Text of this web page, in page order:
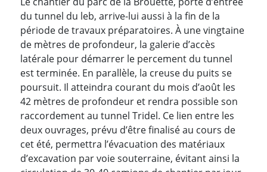
du tunnel du leb, arrive-lui aussi à la fin de la
période de travaux préparatoires. À une vingtaine
de mètres de profondeur, la galerie d’accès
latérale pour démarrer le percement du tunnel
est terminée. En parallèle, la creuse du puits se
poursuit. Il atteindra courant du mois d’août les
42 mètres de profondeur et rendra possible son
raccordement au tunnel Tridel. Ce lien entre les
deux ouvrages, prévu d’être finalisé au cours de
cet été, permettra l’évacuation des matériaux
d’excavation par voie souterraine, évitant ainsi la